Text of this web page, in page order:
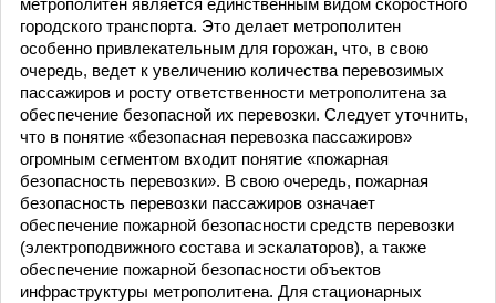
метрополитен является единственным видом скоростного
городского транспорта. Это делает метрополитен
особенно привлекательным для горожан, что, в свою
очередь, ведет к увеличению количества перевозимых
пассажиров и росту ответственности метрополитена за
обеспечение безопасной их перевозки. Следует уточнить,
что в понятие «безопасная перевозка пассажиров»
огромным сегментом входит понятие «пожарная
безопасность перевозки». В свою очередь, пожарная
безопасность перевозки пассажиров означает
обеспечение пожарной безопасности средств перевозки
(электроподвижного состава и эскалаторов), а также
обеспечение пожарной безопасности объектов
инфраструктуры метрополитена. Для стационарных